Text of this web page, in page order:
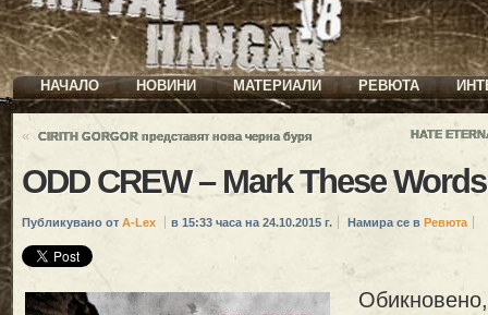
НАЧАЛО НОВИНИ МАТЕРИАЛИ РЕВЮТА
« CIRITH GORGOR представят нова черна буря HATE
ODD CREW – Mark These
Публикувано от A-Lex в 15:33 часа на 24.10.2015 г. Намира се в Ревюта